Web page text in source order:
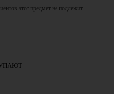
этот предмет не подлежит